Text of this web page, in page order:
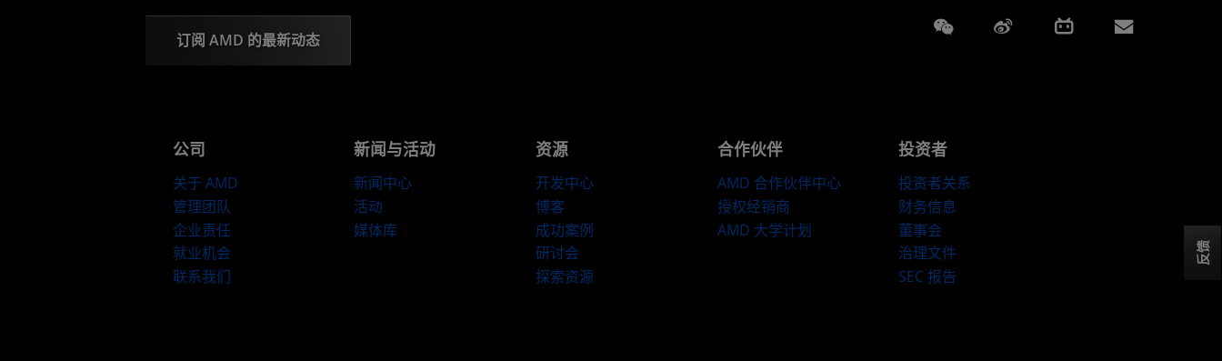
反馈
订阅 AMD 的最新动态
Weixin Weibo Bilibili
公司
关于 AMD
管理团队
企业责任
就业机会
联系我们
新闻与活动
新闻中心
活动
媒体库
资源
开发中心
博客
成功案例
研讨会
探索资源
合作伙伴
AMD 合作伙伴中心
授权经销商
AMD 大学计划
投资者
投资者关系
财务信息
董事会
治理文件
SEC 报告